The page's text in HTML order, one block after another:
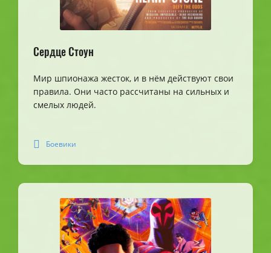
Сердце Стоун
Мир шпионажа жесток, и в нём действуют свои
правила. Они часто рассчитаны на сильных и
смелых людей.
Боевики